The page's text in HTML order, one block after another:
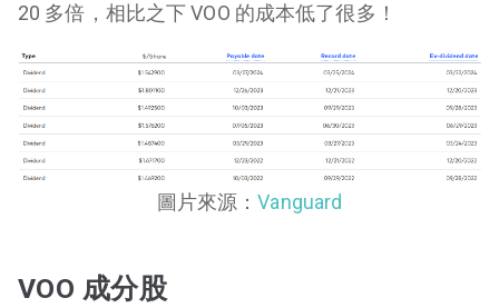
20 多倍，相比之下 VOO 的成本低了很多！
圖片來源：Vanguard
VOO 成分股